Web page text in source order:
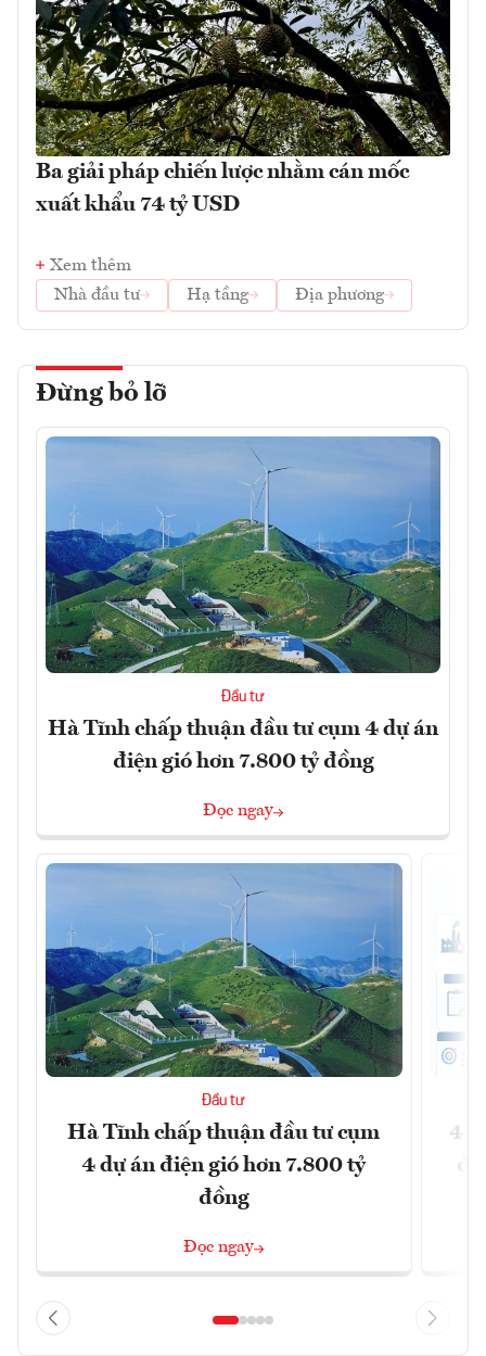
Ba giải pháp chiến lược nhằm cán mốc
xuất khẩu 74 tỷ USD
Xem thêm
Nhà đầu tư
Hạ tầng Địa phương
Đừng bỏ lỡ
Đầu tư
Hà Tĩnh chấp thuận đầu tư cụm 4 dự án
điện gió hơn 7.800 tỷ đồng
Đọc ngay
Đầu tư
Hà Tĩnh chấp thuận đầu tư cụm
4 dự án điện gió hơn 7.800 tỷ
đồng
Đọc ngay
41